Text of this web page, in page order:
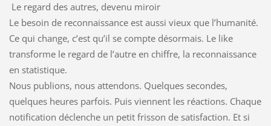
Le regard des autres, devenu miroir
Le besoin de reconnaissance est aussi vieux que l’humanité.
Ce qui change, c’est qu’il se compte désormais. Le like
transforme le regard de l’autre en chiffre, la reconnaissance
en statistique.
Nous publions, nous attendons. Quelques secondes,
quelques heures parfois. Puis viennent les réactions. Chaque
notification déclenche un petit frisson de satisfaction. Et si